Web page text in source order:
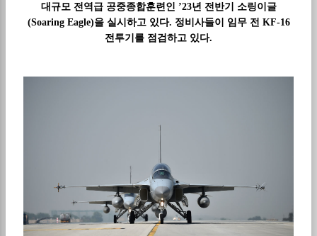
대규모 전역급 공중종합훈련인 ’23년 전반기 소링이글
(Soaring Eagle)을 실시하고 있다. 정비사들이 임무 전 KF-16
전투기를 점검하고 있다.